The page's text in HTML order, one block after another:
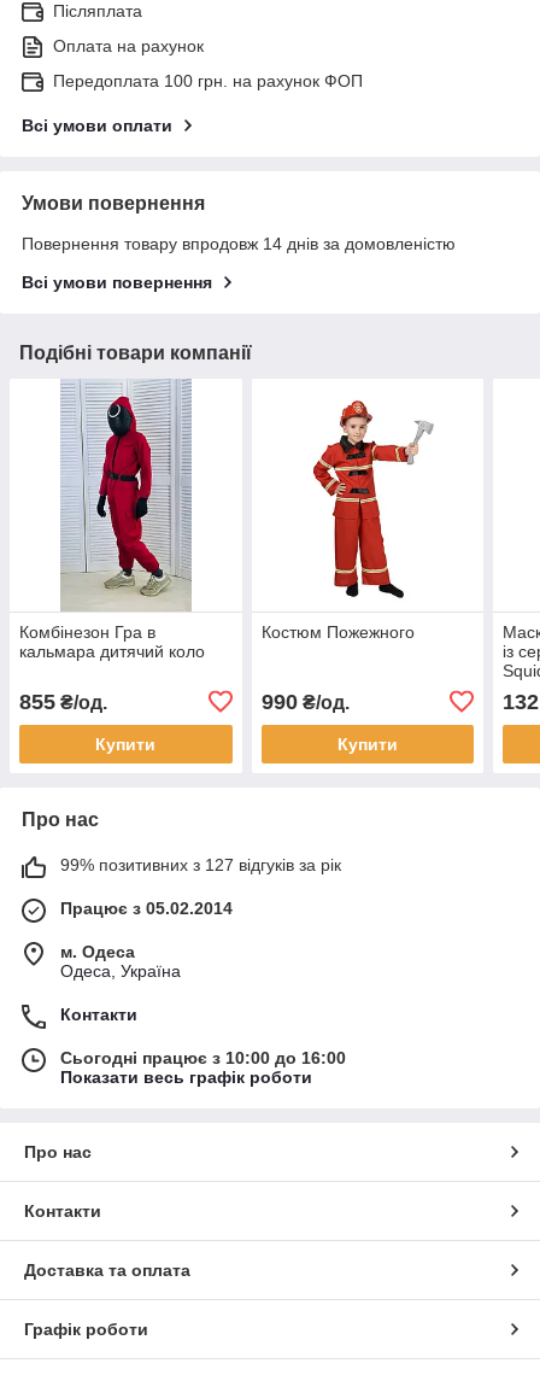
Післяплата
Оплата на рахунок
Передоплата 100 грн. на рахунок ФОП
Всі умови оплати
Умови повернення
Повернення товару впродовж 14 днів за домовленістю
Всі умови повернення
Подібні товари компанії
Комбінезон Гра в
кальмара дитячий коло
855 ₴/од.
Купити
Костюм Пожежного
990₴/од.
Купити
із
132
Про нас
99% позитивних з 127 відгуків за рік
Працює з 05.02.2014
м. Одеса
Одеса, Україна
Контакти
Сьогодні працює з 10:00 до 16:00
Показати весь графік роботи
Про нас
Контакти
Доставка та оплата
Графік роботи